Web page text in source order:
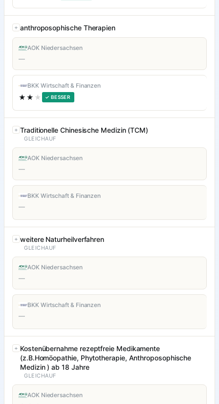
anthroposophische Therapien
AOK Niedersachsen
—
BKK Wirtschaft & Finanzen
★★ ★ ✓ BESSER
Traditionelle Chinesische Medizin (TCM)
GLEICHAUF
AOK Niedersachsen
—
BKK Wirtschaft & Finanzen
—
weitere Naturheilverfahren
GLEICHAUF
AOK Niedersachsen
—
BKK Wirtschaft & Finanzen
—
Kostenübernahme rezeptfreie Medikamente
(z.B.Homöopathie, Phytotherapie, Anthroposophische
Medizin ) ab 18 Jahre
GLEICHAUF
AOK Niedersachsen